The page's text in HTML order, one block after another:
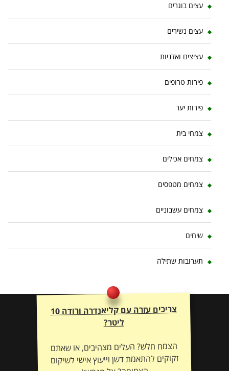
עצים בוגרים
עצים נשירים
עציצים ואדניות
פירות טרופים
פירות יער
צמחי בית
צמחים אכילים
צמחים מטפסים
צמחים עשבוניים
שיחים
תערובות שתילה
צריכים עזרה עם קליאנדרה ורודה 10
ליטר?
הצמח חלש? העלים מצהיבים, או שאתם
זקוקים להתאמת דשן וייעוץ אישי לשיקום